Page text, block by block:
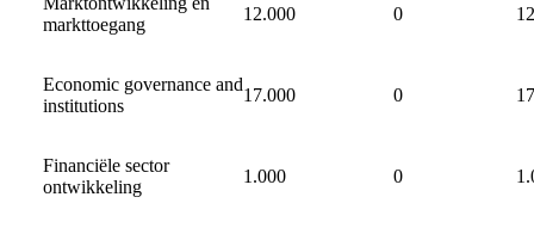
markttoegang
12.000 0
Economic governance and
institutions
17.000 0
Financiële sector
ontwikkeling
1.000 0